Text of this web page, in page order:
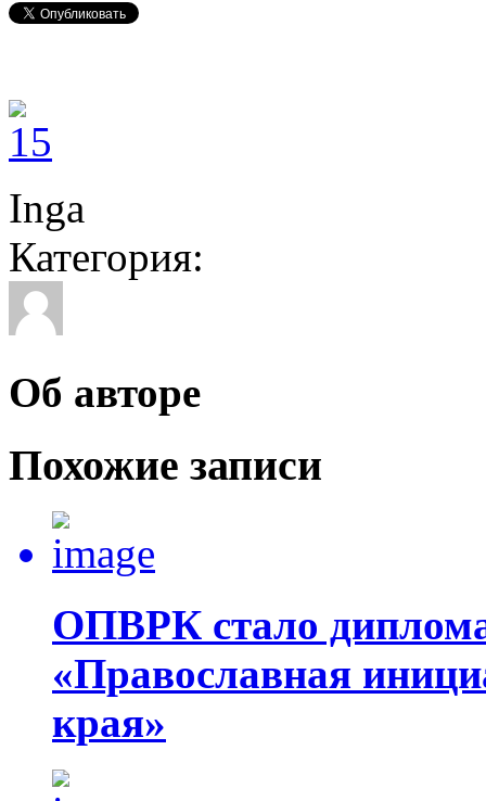
Inga
Категория:
Об авторе
Похожие записи
ОПВРК стало
«Православная
края»